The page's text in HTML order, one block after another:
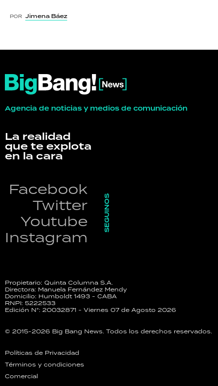
POR Jimena Báez
Agencia de noticias y medios de comunicación
La realidad
que te explota
en la cara
Facebook
Twitter
Youtube
Instagram
SEGUINOS
Propietario: Quinta Columna S.A.
Directora: Manuela Fernández Mendy
Domicilio: Humboldt 1493 - CABA
RNPI: 5222533
Edición N°: 20032871 - Viernes 07 de Agosto 2026
© 2015-2026 Big Bang News. Todos los derechos reservados.
Políticas de Privacidad
Términos y condiciones
Comercial